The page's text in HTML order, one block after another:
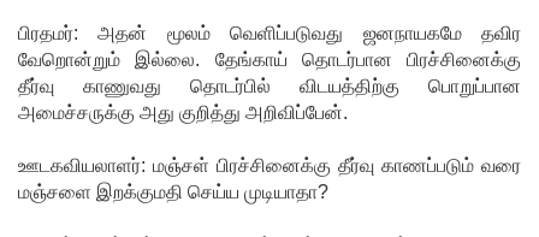
எதிராக
போராட்ட
ம்!
டெங்கு
மரணங்க
பிரதமர்: அதன் மூலம் வெளிப்படுவது ஜனநாயகமே தவிர
வேறொன்றும் இல்லை. தேங்காய் தொடர்பான பிரச்சினைக்கு
தீர்வு காணுவது தொடர்பில் விடயத்திற்கு பொறுப்பான
அமைச்சருக்கு அது குறித்து அறிவிப்பேன்.
ஊடகவியலாளர்: மஞ்சள் பிரச்சினைக்கு தீர்வு காணப்படும் வரை
மஞ்சளை இறக்குமதி செய்ய முடியாதா?